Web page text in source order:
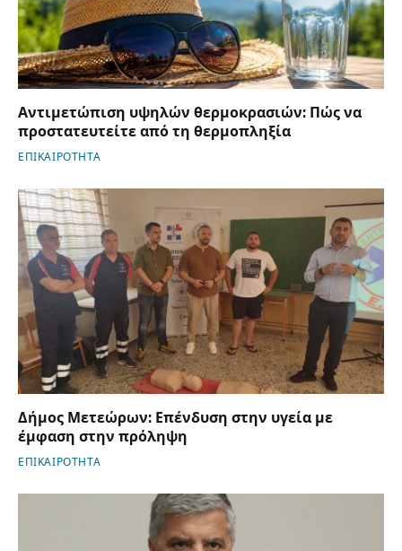
Αντιμετώπιση υψηλών θερμοκρασιών: Πώς να
προστατευτείτε από τη θερμοπληξία
ΕΠΙΚΑΙΡΟΤΗΤΑ
Δήμος Μετεώρων: Επένδυση στην υγεία με
έμφαση στην πρόληψη
ΕΠΙΚΑΙΡΟΤΗΤΑ